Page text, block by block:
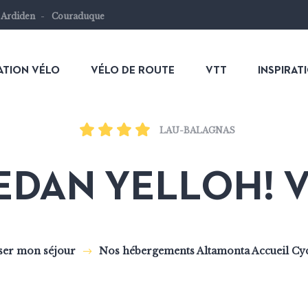
Couraduque
VÉLO VÉLO DE ROUTE VTT
LAU-BALAGNAS
YELLOH!
mon séjour Nos hébergements Altamonta Accueil